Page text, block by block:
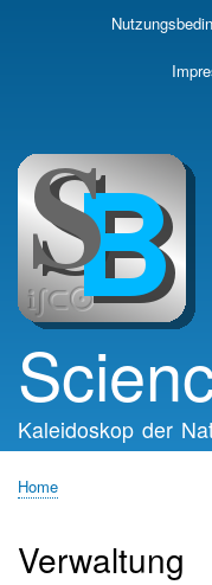
Kaleidoskop der
Home
Verwaltung